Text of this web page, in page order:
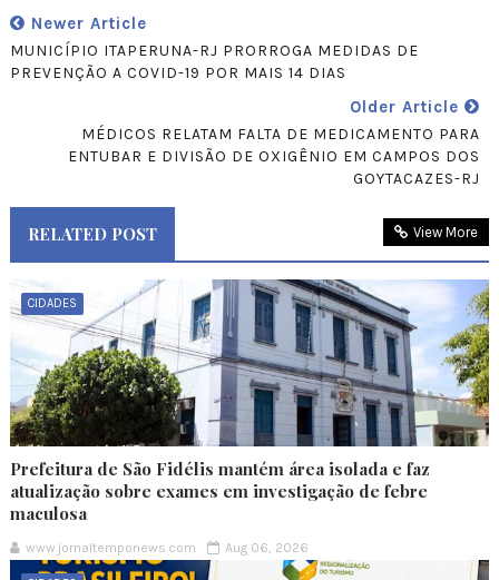
Newer Article
MUNICÍPIO ITAPERUNA-RJ PRORROGA MEDIDAS DE
PREVENÇÃO A COVID-19 POR MAIS 14 DIAS
Older Article
MÉDICOS RELATAM FALTA DE MEDICAMENTO PARA
ENTUBAR E DIVISÃO DE OXIGÊNIO EM CAMPOS DOS
GOYTACAZES-RJ
RELATED POST View More
CIDADES
Prefeitura de São Fidélis mantém área isolada e faz
atualização sobre exames em investigação de febre
maculosa
www.jornaltemponews.com Aug 06, 2026